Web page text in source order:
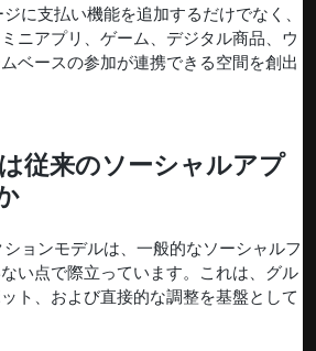
に支払い機能を追加するだけでなく、
ニアプリ、ゲーム、デジタル商品、ウ
ベースの参加が連携できる空間を創出
従来のソーシャルアプ
ョンモデルは、一般的なソーシャルフ
い点で際立っています。これは、グル
ト、および直接的な調整を基盤として